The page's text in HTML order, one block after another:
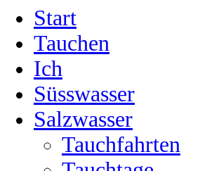
Start
Tauchen
Ich
Süsswasser
Salzwasser
Tauchfahrten